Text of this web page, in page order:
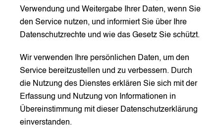
Verwendung und Weitergabe Ihrer Daten, wenn Sie
den Service nutzen, und informiert Sie über Ihre
Datenschutzrechte und wie das Gesetz Sie schützt.
Wir verwenden Ihre persönlichen Daten, um den
Service bereitzustellen und zu verbessern. Durch
die Nutzung des Dienstes erklären Sie sich mit der
Erfassung und Nutzung von Informationen in
Übereinstimmung mit dieser Datenschutzerklärung
einverstanden.